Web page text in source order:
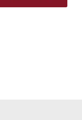
hvor på Fyn